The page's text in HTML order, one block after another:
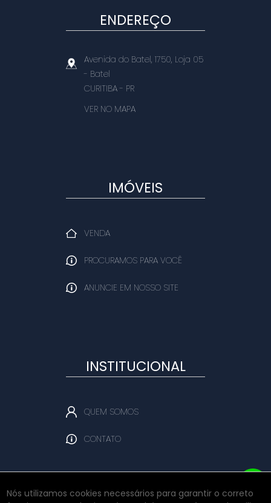
ENDEREÇO
Avenida do Batel, 1750, Loja 05
- Batel
CURITIBA- PR
VER NO MAPA
IMÓVEIS
VENDA
PROCURAMOS PARA VOCÊ
ANUNCIE EM NOSSO SITE
INSTITUCIONAL
QUEM SOMOS
CONTATO
Nós utilizamos cookies necessários para garantir o correto